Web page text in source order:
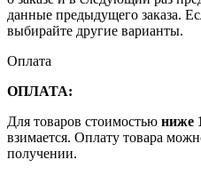
данные предыдущего заказа.
выбирайте другие варианты.
Оплата
ОПЛАТА:
Для товаров стоимостью ниже
взимается. Оплату товара
получении.